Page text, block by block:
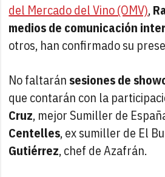
del Mercado del Vino (OMV),
medios de comunicación
otros, han confirmado su
No faltarán sesiones de
que contarán con la
Cruz, mejor Sumiller de
Centelles, ex sumiller de El
Gutiérrez, chef de Azafrán.